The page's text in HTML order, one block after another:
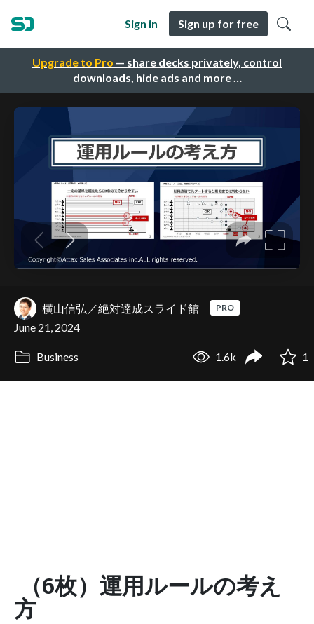
Upgrade to Pro — share decks privately, control
downloads, hide ads and more …
Sign in Sign up for free
横山信弘／絶対達成スライド館 PRO
June 21, 2024
Business 1.6k 1
（6枚）運用ルールの考え
方